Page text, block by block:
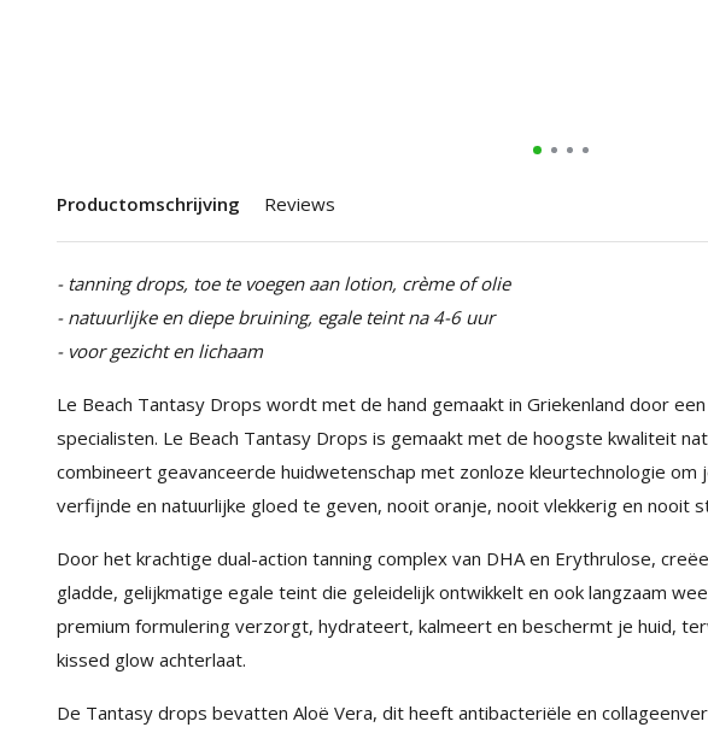
Productomschrijving Reviews
- tanning drops, toe te voegen aan lotion, crème of olie
- natuurlijke en diepe bruining, egale teint na 4-6 uur
- voor gezicht en lichaam
Le Beach Tantasy Drops wordt met de hand gemaakt in Griekenland door
specialisten. Le Beach Tantasy Drops is gemaakt met de hoogste kwaliteit
combineert geavanceerde huidwetenschap met zonloze kleurtechnologie om
verfijnde en natuurlijke gloed te geven, nooit oranje, nooit vlekkerig en nooit
Door het krachtige dual-action tanning complex van DHA en Erythrulose,
gladde, gelijkmatige egale teint die geleidelijk ontwikkelt en ook langzaam
premium formulering verzorgt, hydrateert, kalmeert en beschermt je huid,
kissed glow achterlaat.
De Tantasy drops bevatten Aloë Vera, dit heeft antibacteriële en